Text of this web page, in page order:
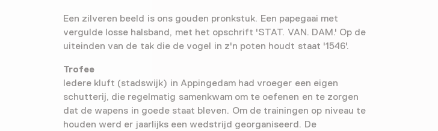
Een zilveren beeld is ons gouden pronkstuk. Een papegaai met
vergulde losse halsband, met het opschrift 'STAT. VAN. DAM.' Op de
uiteinden van de tak die de vogel in z'n poten houdt staat '1546'.
Trofee
Iedere kluft (stadswijk) in Appingedam had vroeger een eigen
schutterij, die regelmatig samenkwam om te oefenen en te zorgen
dat de wapens in goede staat bleven. Om de trainingen op niveau te
houden werd er jaarlijks een wedstrijd georganiseerd. De